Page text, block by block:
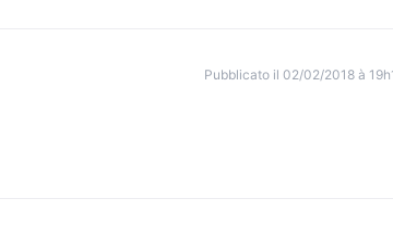
Pubblicato il 02/02/2018 à